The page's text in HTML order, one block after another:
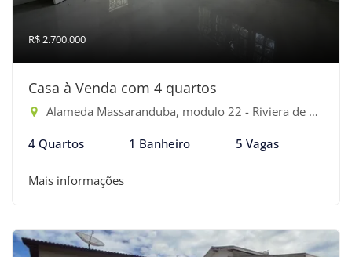
R$ 2.700.000
Casa à Venda com 4 quartos
Alameda Massaranduba, modulo 22 - Riviera de São Lourenço, Bertioga-SP
4 Quartos 1 Banheiro 5 Vagas
Mais informações